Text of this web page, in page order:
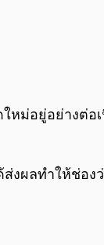
หม่อยู่อย่างต่
ส่งผลทำให้